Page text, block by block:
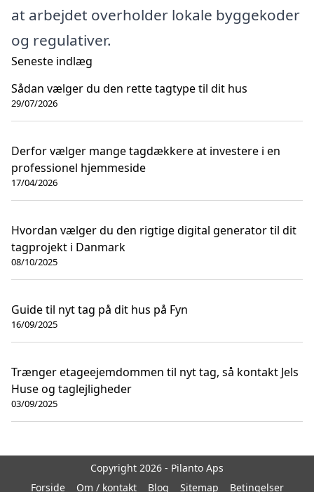
at arbejdet overholder lokale byggekoder
og regulativer.
Seneste indlæg
Sådan vælger du den rette tagtype til dit hus
29/07/2026
Derfor vælger mange tagdækkere at investere i en
professionel hjemmeside
17/04/2026
Hvordan vælger du den rigtige digital generator til dit
tagprojekt i Danmark
08/10/2025
Guide til nyt tag på dit hus på Fyn
16/09/2025
Trænger etageejemdommen til nyt tag, så kontakt Jels
Huse og taglejligheder
03/09/2025
Copyright 2026 - Pilanto Aps
Forside
Om / kontakt Blog Sitemap Betingelser